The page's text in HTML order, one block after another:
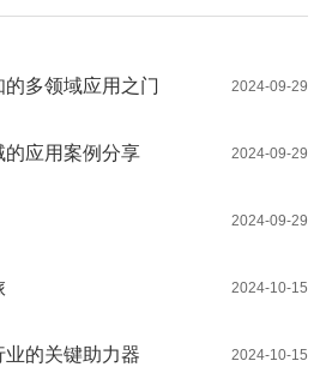
2024-09-29
多领域应用之门
2024-09-29
应用案例分享
2024-09-29
2024-10-15
2024-10-15
的关键助力器